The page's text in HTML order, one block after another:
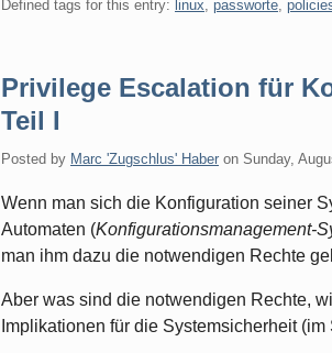
Defined tags for this entry: linux, passworte,
Privilege Escalation für
Teil I
Posted by Marc 'Zugschlus' Haber on Sunday,
Wenn man sich die Konfiguration seiner
Automaten (Konfigurationsmanagement-
man ihm dazu die notwendigen Rechte
Aber was sind die notwendigen Rechte,
Implikationen für die Systemsicherheit (im